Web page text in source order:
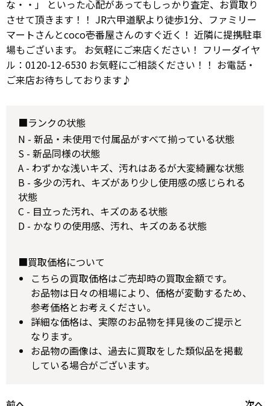
な・・」 といった心配があってもしっかり査定、お買取り
させて頂きます！！ JR六甲道駅より徒歩1分、ファミリー
マートさんとcoco壱番屋さんのすぐ近く！ 近隣に提携駐車
場もございます。 お気軽にご来店ください！ フリーダイヤ
ル：0120-12-6530 お気軽にご相談ください！！ お電話・
ご来店お待ちしております♪
■ランクの状態
N - 新品・未使用で付属品がすべて揃っている状態
S - 新品同様の状態
A - わずかな浅いキズ、汚れはあるが大変綺麗な状態
B - 多少の汚れ、キズがあり少し使用感の感じられる
状態
C - 目立った汚れ、キズのある状態
D - かなりの使用感、汚れ、キズのある状態
■買取価格について
こちらの買取価格はご売却時の買取金額です。
お品物は日々の相場により、価格が変動するため、
参考価格とお考えください。
詳細な価格は、実際のお品物を拝見後のご提示と
なります。
お品物の画像は、過去に買取をした類似品を掲載
している場合がございます。